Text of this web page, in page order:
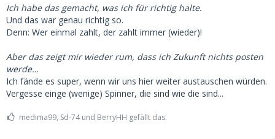
Ich habe das gemacht, was ich für richtig halte.
Und das war genau richtig so.
Denn: Wer einmal zahlt, der zahlt immer (wieder)!
Aber das zeigt mir wieder rum, dass ich Zukunft nichts posten
werde…
Ich fände es super, wenn wir uns hier weiter austauschen würden.
Vergesse einge (wenige) Spinner, die sind wie die sind...
medima99, Sd-74 und BerryHH gefällt das.